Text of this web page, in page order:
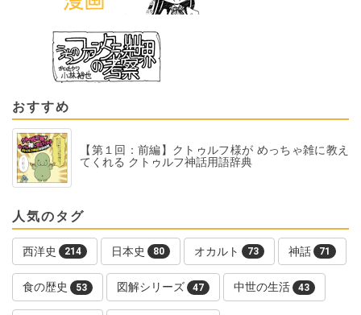
おすすめ
【第１回：前編】クトゥルフ様が めっちゃ雑に教え
てくれる クトゥルフ神話用語辞典
人気のタグ
西洋史 214 日本史 80 オカルト 73 神話 71
食の歴史 53 図解シリーズ 47 中世の生活 43